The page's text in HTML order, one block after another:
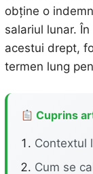
obține o
salariul lunar.
acestui drept,
termen lung
Cuprins
Contextul
Cum se